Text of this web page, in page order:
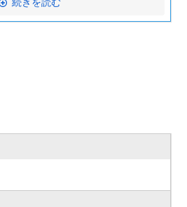
続きを読む